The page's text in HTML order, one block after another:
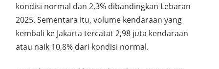
kondisi normal dan 2,3% dibandingkan Lebaran
2025. Sementara itu, volume kendaraan yang
kembali ke Jakarta tercatat 2,98 juta kendaraan
atau naik 10,8% dari kondisi normal.